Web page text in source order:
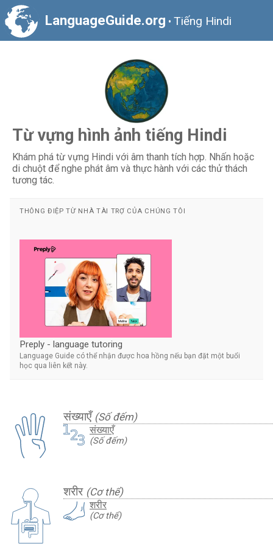
LanguageGuide.org • Tiếng Hindi
Từ vựng hình ảnh tiếng Hindi
Khám phá từ vựng Hindi với âm thanh tích hợp. Nhấn hoặc
di chuột để nghe phát âm và thực hành với các thử thách
tương tác.
संख्याएँ (Số đếm)
संख्याएँ
(Số đếm)
शरीर (Cơ thể)
शरीर
(Cơ thể)
THÔNG ĐIỆP TỪ NHÀ TÀI TRỢ CỦA CHÚNG TÔI
Preply - language tutoring
Language Guide có thể nhận được hoa hồng nếu bạn đặt một buổi
học qua liên kết này.